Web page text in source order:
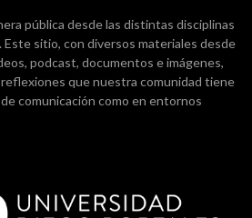
pública desde las distintas disciplinas
Este sitio, con diversos materiales desde
podcast, documentos e imágenes,
reflexiones que nuestra comunidad tiene
comunicación como en entornos